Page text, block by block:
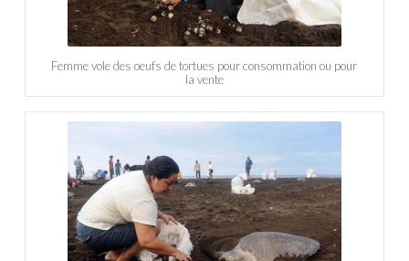
Femme vole des oeufs de tortues pour consommation ou pour
la vente